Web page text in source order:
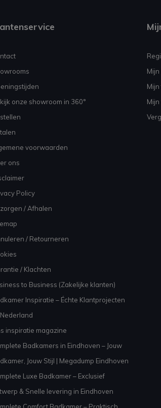
onze showroom in 360°
voorwaarden
ons
Policy
/ Afhalen
/ Retourneren
/ Klachten
to Business (Zakelijke klanten)
Inspiratie – Échte Klantprojecten
inspiratie magazine
Badkamers in Eindhoven – Jouw
Jouw Stijl | Megadump Eindhoven
Luxe Badkamer – Exclusief
& Snelle levering in Eindhoven
Comfort Badkamer – Praktisch